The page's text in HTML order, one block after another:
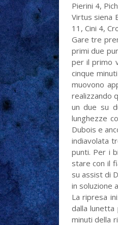
Pierini 4,
Virtus siena
11, Cini 4,
Gare tre
primi due
per il primo
cinque
muovono
realizzando
un due su
lunghezze
Dubois e
indiavolata
punti. Per i
stare con il
su assist di
in soluzione
La ripresa
dalla
minuti della